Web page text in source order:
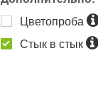
Цветопроба
Стык в стык